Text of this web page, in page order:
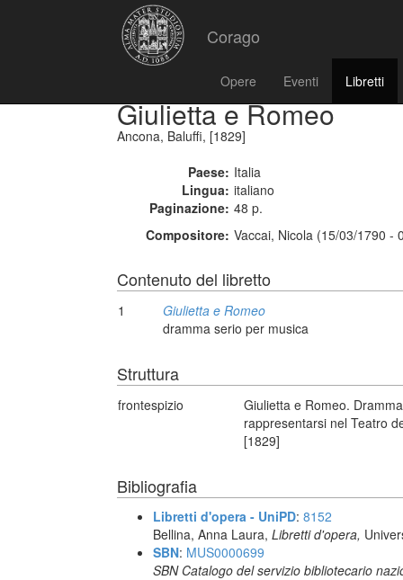
Corago
Opere Eventi Libretti
Giulietta e Romeo
Ancona, Baluffi, [1829]
Paese: Italia
Lingua: italiano
Paginazione: 48 p.
Compositore: Vaccai, Nicola (15/03/1790 -
Contenuto del libretto
1
Giulietta e Romeo
dramma serio per musica
Struttura
frontespizio
Giulietta e Romeo.
rappresentarsi nel Teatro
[1829]
Bibliografia
Libretti d'opera - UniPD: 8152
Bellina, Anna Laura, Libretti d'opera,
SBN: MUS0000699
SBN Catalogo del servizio bibliotecario